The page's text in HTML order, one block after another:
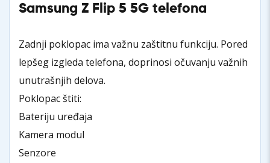
Samsung Z Flip 5 5G telefona
Zadnji poklopac ima važnu zaštitnu funkciju. Pored
lepšeg izgleda telefona, doprinosi očuvanju važnih
unutrašnjih delova.
Poklopac štiti:
Bateriju uređaja
Kamera modul
Senzore